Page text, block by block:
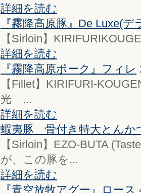
詳細を読む
『霧降高原豚』De Luxe(デ
【Sirloin】
詳細を読む
『霧降高原ポーク』フィレ
【Fillet】KIRIFURI-
光 ...
詳細を読む
蝦夷豚 骨付き特大とん
【Sirloin】EZO-BUTA
が、この豚を...
詳細を読む
『青空放牧アグー』ロース